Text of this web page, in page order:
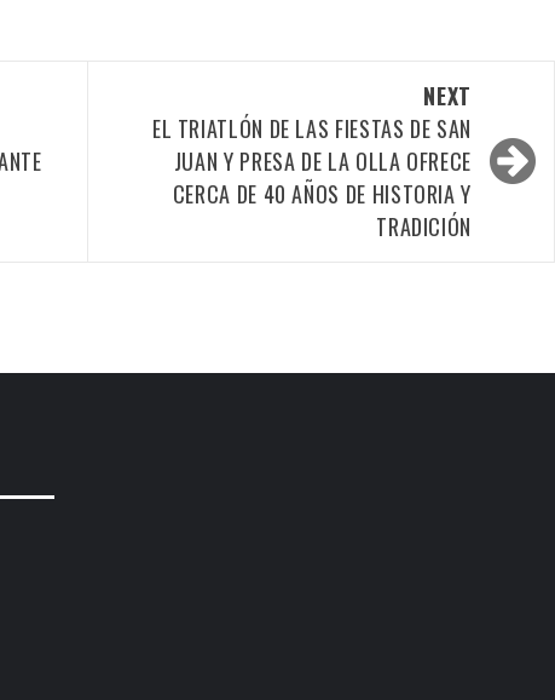
NEXT
EL TRIATLÓN DE LAS FIESTAS DE SAN
JUAN Y PRESA DE LA OLLA OFRECE
CERCA DE 40 AÑOS DE HISTORIA Y
TRADICIÓN